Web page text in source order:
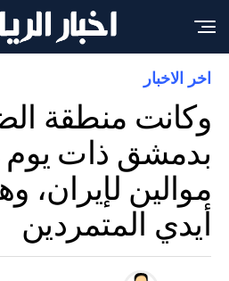
اخر الاخبار
وكانت منطقة
بدمشق ذات يوم
موالين لإيران،
أيدي المتمردين